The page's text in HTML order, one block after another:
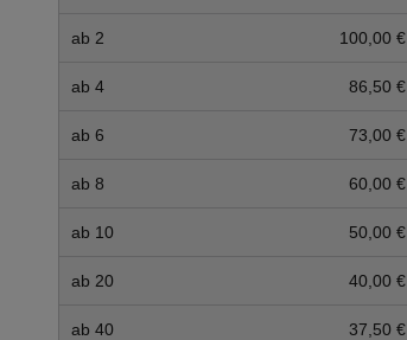
ab 2 100,00 €
ab 4 86,50 €
ab 6 73,00 €
ab 8 60,00 €
ab 10 50,00 €
ab 20 40,00 €
ab 40 37,50 €